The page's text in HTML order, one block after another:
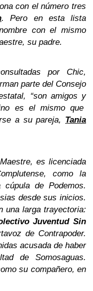
con el número tres
. Pero en esta lista
con el mismo
su padre.
por Chic,
parte del Consejo
“son amigos y
es el mismo que
a su pareja, Tania
es licenciada
como la
de Podemos.
desde sus inicios.
una larga trayectoria:
Juventud Sin
de Contrapoder.
acusada de haber
de Somosaguas.
su compañero, en